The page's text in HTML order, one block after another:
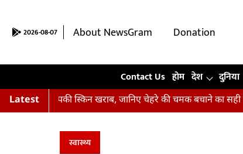
2026-08-07 About NewsGram
Donation
Contact Us होम देश दुनिया
Latest
आपकी स्किन खराब, जानिए चेहरे की चमक बचाने का सही तरीका
स्वास्थ्य